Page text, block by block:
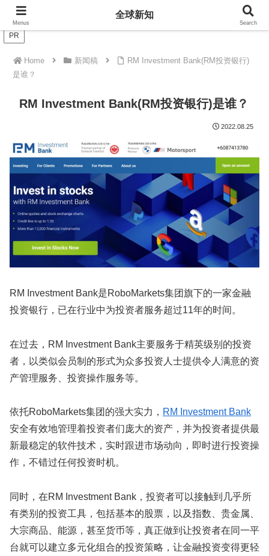
全球新知
PR
Home 新闻稿
RM Investment Bank(RM投资银行)
是谁？
RM Investment Bank(RM投资银行)是谁？
2022.08.25
RM Investment Bank是RoboMarkets集团旗下的一家金融
投资银行，已在行业中为投资者服务超过11年的时间。
在过去，RM Investment Bank主要服务于精英级别的投资
者，以类似会员制的形式为众多投资人士提供令人满意的资
产管理服务、投资操作服务等。
依托RoboMarkets集团的强大实力， RM Investment Bank
安全有效地管理着投资者们庞大的资产，并为投资者提供最
新最稳定的软件技术，实时跟进市场动向，即时进行投资操
作，不错过任何投资时机。
同时，在RM Investment Bank，投资者可以接触到几乎所
有类别的投资工具，包括基本的股票，以及指数、贵金属、
大宗商品、能源，甚至货币等，真正做到让投资者在同一平
台就可以建立多元化组合的投资策略，让金融投资变得更轻
Menus
全球新知
Search